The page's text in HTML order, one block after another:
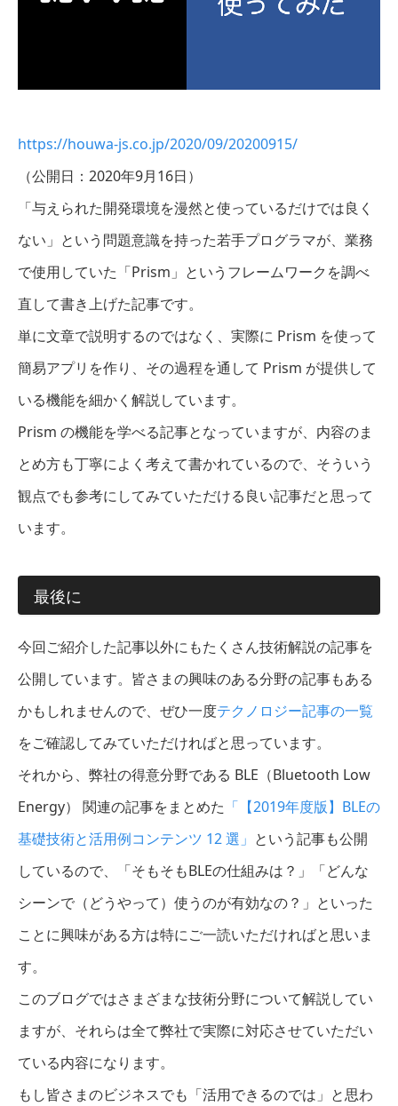
https://houwa-js.co.jp/2020/09/20200915/
（公開日：2020年9月16日）
「与えられた開発環境を漫然と使っているだけでは良く
ない」という問題意識を持った若手プログラマが、業務
で使用していた「Prism」というフレームワークを調べ
直して書き上げた記事です。
単に文章で説明するのではなく、実際に Prism を使って
簡易アプリを作り、その過程を通して Prism が提供して
いる機能を細かく解説しています。
Prism の機能を学べる記事となっていますが、内容のま
とめ方も丁寧によく考えて書かれているので、そういう
観点でも参考にしてみていただける良い記事だと思って
います。
最後に
今回ご紹介した記事以外にもたくさん技術解説の記事を
公開しています。皆さまの興味のある分野の記事もある
かもしれませんので、ぜひ一度テクノロジー記事の一覧
をご確認してみていただければと思っています。
それから、弊社の得意分野である BLE（Bluetooth Low
Energy） 関連の記事をまとめた 「【2019年度版】BLEの
基礎技術と活用例コンテンツ 12 選」 という記事も公開
しているので、「そもそもBLEの仕組みは？」「どんな
シーンで（どうやって）使うのが有効なの？」といった
ことに興味がある方は特にご一読いただければと思いま
す。
このブログではさまざまな技術分野について解説してい
ますが、それらは全て弊社で実際に対応させていただい
ている内容になります。
もし皆さまのビジネスでも「活用できるのでは」と思わ